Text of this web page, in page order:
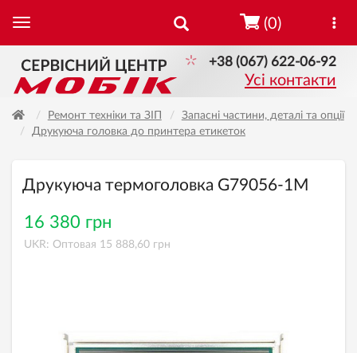
+38 (067) 622-06-92
Усі контакти
(0)
Ремонт техніки та ЗІП
Запасні частини, деталі та опції
Друкуюча головка до принтера етикеток
Друкуюча термоголовка G79056-1M
16 380 грн
UKR: Оптовая 15 888,60 грн